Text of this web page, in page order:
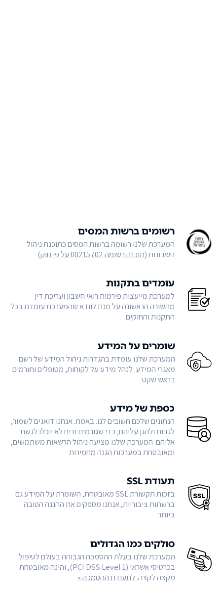
רשומים ברשות המסים
המערכת שלנו רשומה ברשות המסים כתוכנת ניהול
חשבונות (תוכנה רשומה 00215702 על פי חוק )
עומדים בתקנות
למערכת מייעצות פירמות רואי חשבון ועריכת דין
מהשורה הראשונה על מנת לוודא שהמערכת עומדת בכל
התקנות והחוקים
שומרים על המידע
המערכת שלנו עומדת בהגדרות ניהול המידע של רשם
מאגרי המידע. לנהל מידע על לקוחות, מטופלים ותורמים
בראש שקט
כספת של מידע
הנתונים שלכם חשובים לנו. באמת. אנחנו דואגים לשמור,
לגבות ולהגן עליהם, כדי שגורמים זרים לא יוכלו לגשת
אליהם. המערכת שלנו מציעה ניהול הרשאות משתמשים,
ומאובטחת במערכות הגנה מחמירות
תעודת SSL
בזכות תקשורת SSL מאובטחת, השומרת על המידע גם
ברשתות ציבוריות, אנחנו מספקים את ההגנה הטובה
ביותר
סולקים כמו הגדולים
המערכת שלנו בעלת ההסמכה הגבוהה בעולם לטיפול
בכרטיסי אשראי (PCI DSS Level 1), והינה מאובטחת
מקצה לקצה.לתעודת ההסמכה »